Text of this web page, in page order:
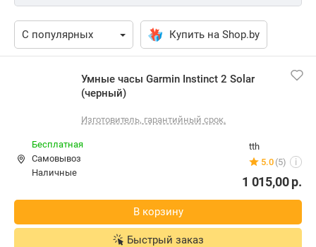
Купить на Shop.by
Умные часы Garmin Instinct 2 Solar
(черный)
Изготовитель, гарантийный срок.
tth
5.0 (5) i
Бесплатная
Самовывоз
наличные
1 015,00р.
В корзину
Быстрый заказ